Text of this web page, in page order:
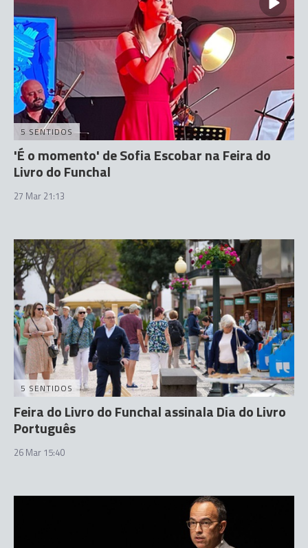
5 SENTIDOS
'É o momento' de Sofia Escobar na Feira do
Livro do Funchal
27 Mar 21:13
5 SENTIDOS
Feira do Livro do Funchal assinala Dia do Livro
Português
26 Mar 15:40